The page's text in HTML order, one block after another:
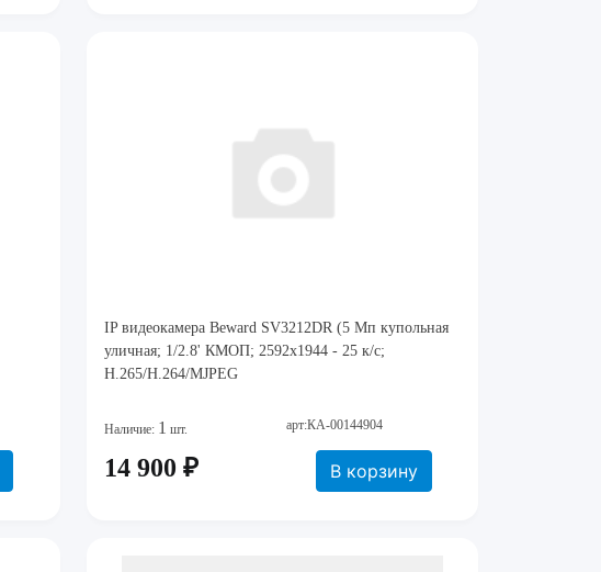
IP видеокамера Beward SV3212DR (5 Мп купольная
уличная; 1/2.8' КМОП; 2592x1944 - 25 к/с;
H.265/H.264/MJPEG
Наличие: 1 шт. арт:КА-00144904
14 900 ₽ В корзину